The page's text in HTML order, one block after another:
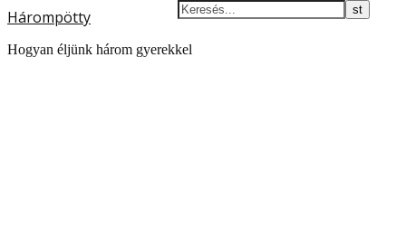
Hárompötty
Hogyan éljünk három gyerekkel